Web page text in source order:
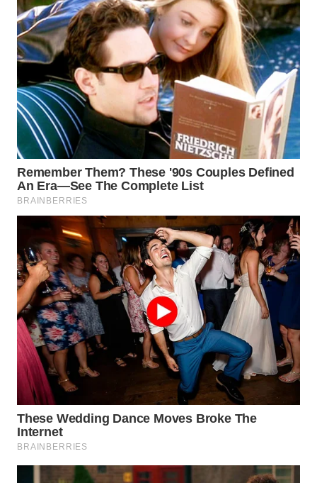
WN
NUSANTARA
JOGJA
WN
JATIM
WN
BALI
WN
KALBAR
WN
KALTENG
WN
KALTARA
WN
KALSEL
WN
KALTIM